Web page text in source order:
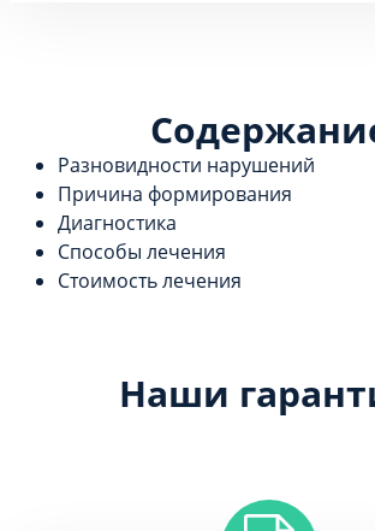
Разновидности нарушений
Причина формирования
Диагностика
Способы лечения
Стоимость лечения
Наши